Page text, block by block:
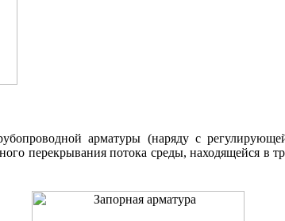
арматуры (наряду с
перекрывания потока среды, находящейся в